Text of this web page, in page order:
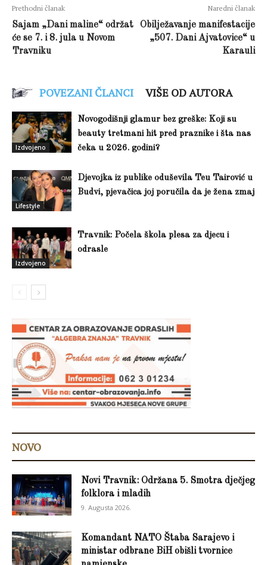
Prethodni članak
Sajam „Dani maline“ održat
će se 7. i 8. jula u Novom
Travniku
Naredni članak
Obilježavanje manifestacije
„507. Dani Ajvatovice“ u
Karauli
POVEZANI ČLANCI VIŠE OD AUTORA
Izdvojeno
Novogodišnji glamur bez greške: Koji su
beauty tretmani hit pred praznike i šta nas
čeka u 2026. godini?
Lifestyle
Djevojka iz publike oduševila Teu Tairović u
Budvi, pjevačica joj poručila da je žena zmaj
Izdvojeno
Travnik: Počela škola plesa za djecu i
odrasle
NOVO
Novi Travnik: Održana 5. Smotra dječjeg
folklora i mladih
9. Augusta 2026.
Komandant NATO Štaba Sarajevo i
ministar odbrane BiH obišli tvornice